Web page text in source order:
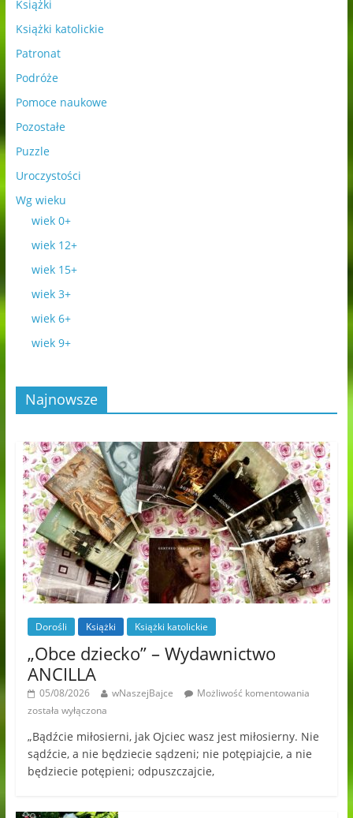
Książki
Książki katolickie
Patronat
Podróże
Pomoce naukowe
Pozostałe
Puzzle
Uroczystości
Wg wieku
wiek 0+
wiek 12+
wiek 15+
wiek 3+
wiek 6+
wiek 9+
Najnowsze
Dorośli Książki Książki katolickie
„Obce dziecko” – Wydawnictwo
ANCILLA
05/08/2026 wNaszejBajce
Możliwość komentowania
została wyłączona
„Bądźcie miłosierni, jak Ojciec wasz jest miłosierny. Nie
sądźcie, a nie będziecie sądzeni; nie potępiajcie, a nie
będziecie potępieni; odpuszczajcie,